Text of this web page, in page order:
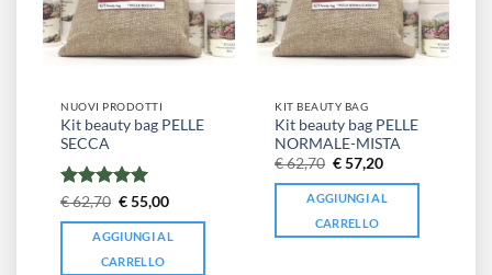
NUOVI PRODOTTI
Kit beauty bag PELLE
SECCA
Valutato5
su 5
€62,70 Il
prezzo
originale
era:
€ 62,70.
€55,00Il
attuale
è:
AGGIUNGI AL
CARRELLO
KIT BEAUTY BAG
Kit beauty bag PELLE
NORMALE-MISTA
€62,70 Il
prezzo
originale
era:
€ 62,70.
€57,20Il
attuale
è:
AGGIUNGI AL
CARRELLO